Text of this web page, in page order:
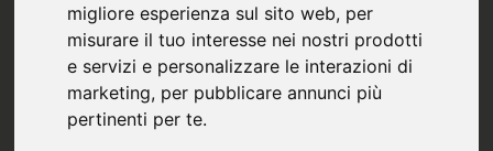
migliore esperienza sul sito web, per
misurare il tuo interesse nei nostri prodotti
e servizi e personalizzare le interazioni di
marketing, per pubblicare annunci più
pertinenti per te.